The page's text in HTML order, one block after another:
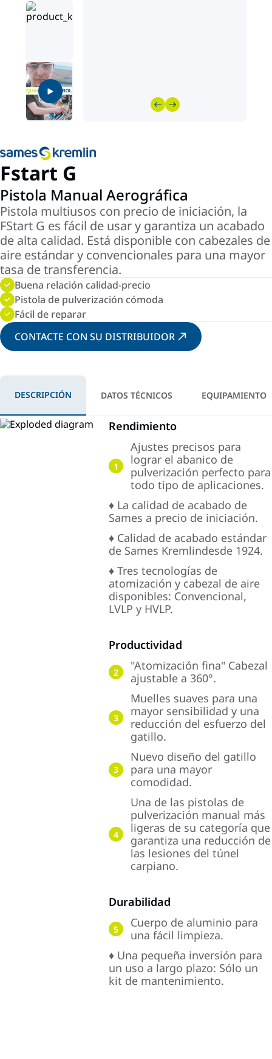
Fstart G
Pistola Manual Aerográfica
Pistola multiusos con precio de iniciación, la
FStart G es fácil de usar y garantiza un acabado
de alta calidad. Está disponible con cabezales de
aire estándar y convencionales para una mayor
tasa de transferencia.
Buena relación calidad-precio
Pistola de pulverización cómoda
Fácil de reparar
CONTACTE CON SU DISTRIBUIDOR
DESCRIPCIÓN DATOS TÉCNICOS EQUIPAMIENTO
Rendimiento
1
Ajustes precisos para
lograr el abanico de
pulverización perfecto para
todo tipo de aplicaciones.
♦ La calidad de acabado de
Sames a precio de iniciación.
♦ Calidad de acabado estándar
de Sames Kremlindesde 1924.
♦ Tres tecnologías de
atomización y cabezal de aire
disponibles: Convencional,
LVLP y HVLP.
Productividad
2
"Atomización fina" Cabezal
ajustable a 360°.
3
Muelles suaves para una
mayor sensibilidad y una
reducción del esfuerzo del
gatillo.
3
Nuevo diseño del gatillo
para una mayor
comodidad.
4
Una de las pistolas de
pulverización manual más
ligeras de su categoría que
garantiza una reducción de
las lesiones del túnel
carpiano.
Durabilidad
5
Cuerpo de aluminio para
una fácil limpieza.
♦ Una pequeña inversión para
un uso a largo plazo: Sólo un
kit de mantenimiento.